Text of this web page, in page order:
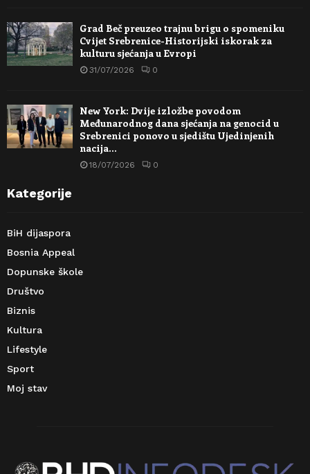
Grad Beč preuzeo trajnu brigu o spomeniku
Cvijet Srebrenice-Historijski iskorak za
kulturu sjećanja u Evropi
31/07/2026 0
New York: Dvije izložbe povodom
Međunarodnog dana sjećanja na genocid u
Srebrenici ponovo u sjedištu Ujedinjenih
nacija…
18/07/2026 0
Kategorije
BiH dijaspora
Bosnia Appeal
Dopunske škole
Društvo
Biznis
Kultura
Lifestyle
Sport
Moj stav